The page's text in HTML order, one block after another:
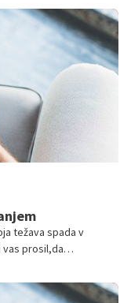
težava spada v
prosil,da